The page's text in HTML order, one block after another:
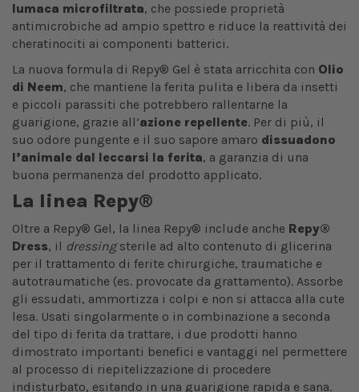
lumaca microfiltrata, che possiede proprietà
antimicrobiche ad ampio spettro e riduce la reattività dei
cheratinociti ai componenti batterici.
La nuova formula di Repy® Gel è stata arricchita con Olio
di Neem, che mantiene la ferita pulita e libera da insetti
e piccoli parassiti che potrebbero rallentarne la
guarigione, grazie all’azione repellente. Per di più, il
suo odore pungente e il suo sapore amaro dissuadono
l’animale dal leccarsi la ferita, a garanzia di una
buona permanenza del prodotto applicato.
La linea Repy®
Oltre a Repy® Gel, la linea Repy® include anche Repy®
Dress, il dressingsterile ad alto contenuto di glicerina
per il trattamento di ferite chirurgiche, traumatiche e
autotraumatiche (es. provocate da grattamento). Assorbe
gli essudati, ammortizza i colpi e non si attacca alla cute
lesa. Usati singolarmente o in combinazione a seconda
del tipo di ferita da trattare, i due prodotti hanno
dimostrato importanti benefici e vantaggi nel permettere
al processo di riepitelizzazione di procedere
indisturbato, esitando in una guarigione rapida e sana.